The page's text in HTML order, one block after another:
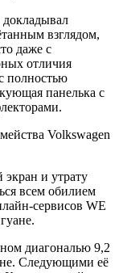
докладывал
взглядом,
даже с
отличия
полностью
панелька с
и утрату
всем обилием
сервисов WE
диагональю 9,2
Следующими её